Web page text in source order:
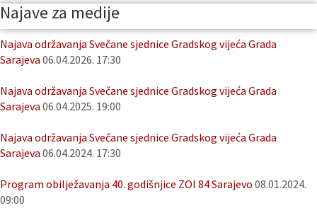
Najave za medije
Najava održavanja Svečane sjednice Gradskog vijeća Grada
Sarajeva 06.04.2026. 17:30
Najava održavanja Svečane sjednice Gradskog vijeća Grada
Sarajeva 06.04.2025. 19:00
Najava održavanja Svečane sjednice Gradskog vijeća Grada
Sarajeva 06.04.2024. 17:30
Program obilježavanja 40. godišnjice ZOI 84 Sarajevo 08.01.2024.
09:00